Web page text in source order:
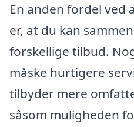
En anden fordel ved
er, at du kan
forskellige tilbud.
måske hurtigere
tilbyder mere
såsom muligheden